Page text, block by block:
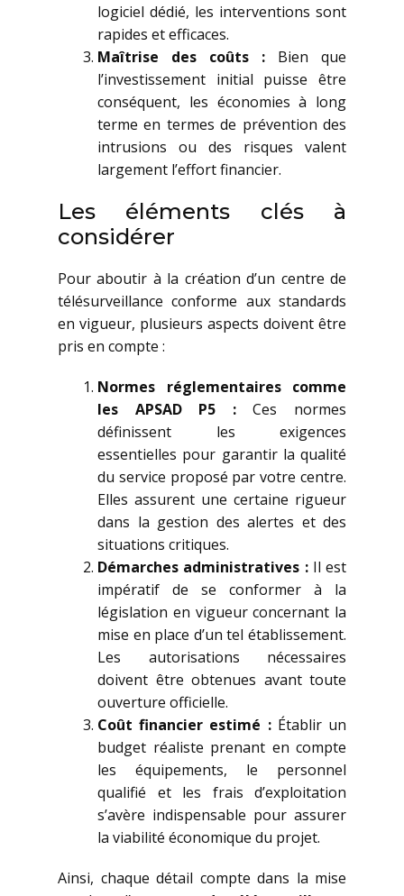
logiciel dédié, les interventions sont
rapides et efficaces.
Maîtrise des coûts : Bien que
l’investissement initial puisse être
conséquent, les économies à long
terme en termes de prévention des
intrusions ou des risques valent
largement l’effort financier.
Les éléments clés à
considérer
Pour aboutir à la création d’un centre de
télésurveillance conforme aux standards
en vigueur, plusieurs aspects doivent être
pris en compte :
Normes réglementaires comme
les APSAD P5 :Ces normes
définissent les exigences
essentielles pour garantir la qualité
du service proposé par votre centre.
Elles assurent une certaine rigueur
dans la gestion des alertes et des
situations critiques.
Démarches administratives :Il est
impératif de se conformer à la
législation en vigueur concernant la
mise en place d’un tel établissement.
Les autorisations nécessaires
doivent être obtenues avant toute
ouverture officielle.
Coût financier estimé :Établir un
budget réaliste prenant en compte
les équipements, le personnel
qualifié et les frais d’exploitation
s’avère indispensable pour assurer
la viabilité économique du projet.
Ainsi, chaque détail compte dans la mise